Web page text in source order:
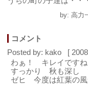
by: 高力
コメント
Posted by: kako [
わぁ！ キレイです
すっかり 秋も深し
ゼヒ 今度は紅葉の風